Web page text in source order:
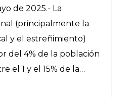
problema que
la
lo padece
de 2025.- La
(principalmente la
y el estreñimiento)
del 4% de la población
el 1 y el 15% de la